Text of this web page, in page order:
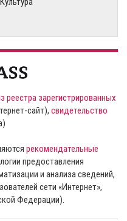
реестра зарегистрированных
сайт), свидетельство
рекомендательные
предоставления
и анализа сведений,
сети «Интернет»,
Федерации).